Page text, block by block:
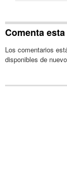
Comenta
Los comentarios
disponibles de